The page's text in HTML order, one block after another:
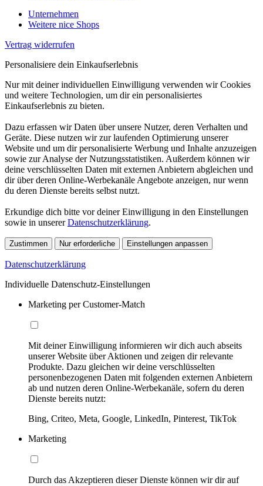
Unternehmen
Weitere nice Shops
Vertrag widerrufen
Personalisiere dein Einkaufserlebnis
Nur mit deiner individuellen Einwilligung verwenden wir Cookies
und weitere Technologien, um dir ein personalisiertes
Einkaufserlebnis zu bieten.
Dazu erfassen wir Daten über unsere Nutzer, deren Verhalten und
Geräte. Diese nutzen wir zur laufenden Optimierung unserer
Website und um dir personalisierte Werbung und Inhalte anzuzeigen
sowie zur Analyse der Nutzungsstatistiken. Außerdem können wir
deine verschlüsselten Daten mit externen Anbietern abgleichen und
dir über deren Online-Werbekanäle Angebote anzeigen, nur wenn
du deren Dienste bereits selbst nutzt.
Erkundige dich bitte vor deiner Einwilligung in den Einstellungen
sowie in unsererDatenschutzerklärung.
Zustimmen Nur erforderliche Einstellungen anpassen
Datenschutzerklärung
Individuelle Datenschutz-Einstellungen
Marketing per Customer-Match
Mit deiner Einwilligung informieren wir dich auch abseits
unserer Website über Aktionen und zeigen dir relevante
Produkte. Dazu gleichen wir deine verschlüsselten
personenbezogenen Daten mit folgenden externen Anbietern
ab und nutzen deren Online-Werbekanäle, sofern du deren
Dienste bereits nutzt:
Bing, Criteo, Meta, Google, LinkedIn, Pinterest, TikTok
Marketing
Durch das Akzeptieren dieser Dienste können wir dir auf